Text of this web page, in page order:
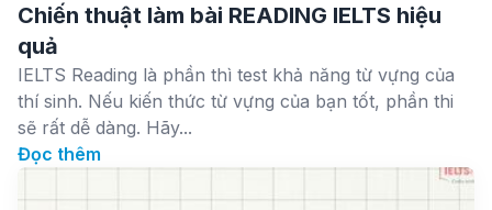
Chiến thuật làm bài READING IELTS hiệu
quả
IELTS Reading là phần thì test khả năng từ vựng của
thí sinh. Nếu kiến thức từ vựng của bạn tốt, phần thi
sẽ rất dễ dàng. Hãy...
Đọc thêm